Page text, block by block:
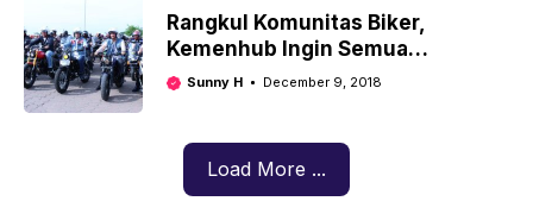
Rangkul Komunitas Biker,
Kemenhub Ingin Semua
Budayakan Safety Riding
Sunny H December 9, 2018
Load More ...